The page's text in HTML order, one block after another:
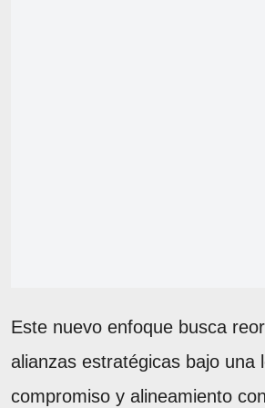
Este nuevo enfoque busca
alianzas estratégicas bajo una
compromiso y alineamiento